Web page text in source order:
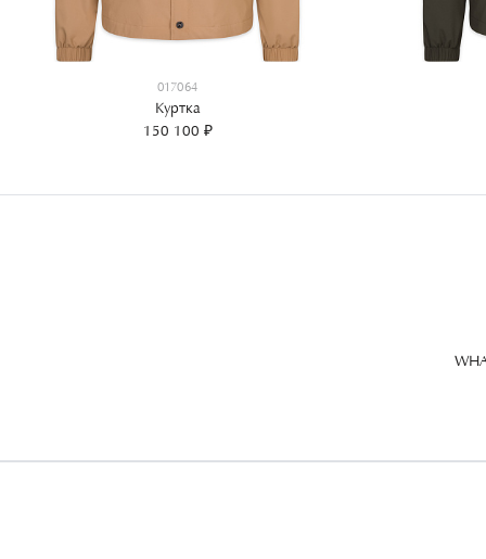
017064
Куртка
150 100 ₽